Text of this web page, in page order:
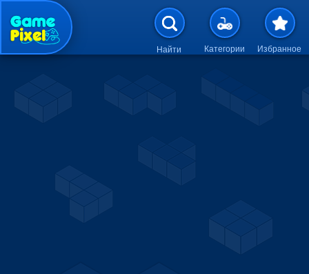
Перейти к основному
Найти Категории Избранное